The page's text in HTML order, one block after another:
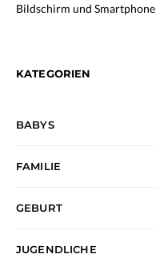
Bildschirm und Smartphone
KATEGORIEN
BABYS
FAMILIE
GEBURT
JUGENDLICHE